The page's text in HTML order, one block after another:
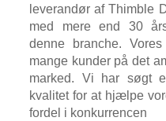
leverandør af Thimble
med mere end 30
denne branche.
mange kunder på det
marked. Vi har søgt
kvalitet for at hjælpe
fordel i konkurrencen